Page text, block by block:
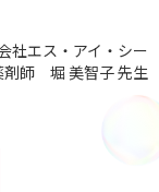
社エス・アイ・シー
剤師 堀 美智子 先生